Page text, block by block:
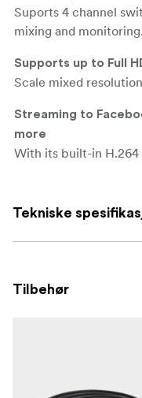
Suports 4 channel
mixing and monitoring.
Supports up to Full
Scale mixed
Streaming to
more
With its built-in H.264
own DVS-200
can use PPT to easily
Tekniske
Tilbehør